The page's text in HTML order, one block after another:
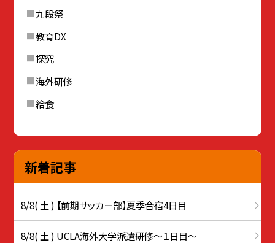
九段祭
教育DX
探究
海外研修
給食
新着記事
8/8( 土 ) 【前期サッカー部】夏季合宿4日目
8/8( 土 ) UCLA海外大学派遣研修〜１日目〜